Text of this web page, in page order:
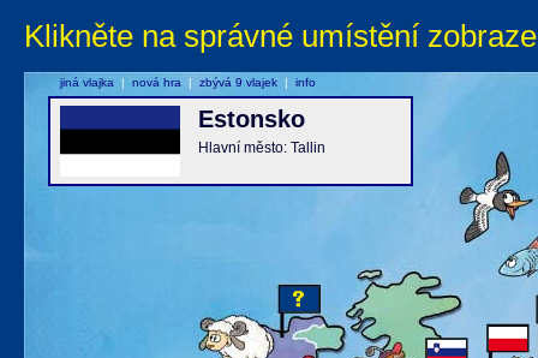
Klikněte na správné umístění
Estonsko
Hlavní město: Tallin
jiná vlajka | nová hra | zbývá 9 vlajek | info